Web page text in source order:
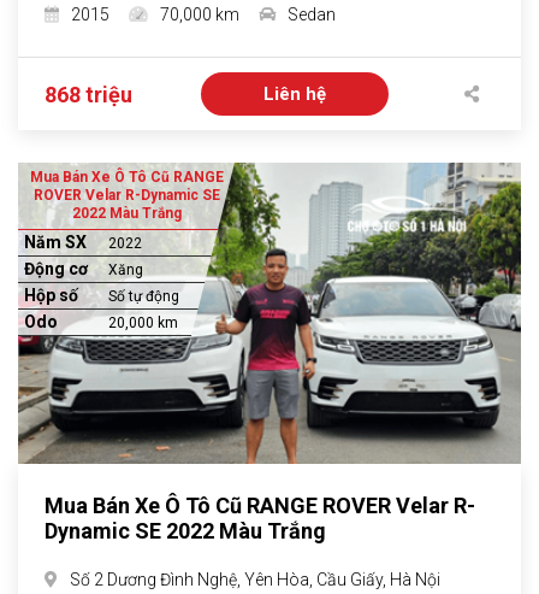
2015
70,000 km Sedan
868 triệu Liên hệ
Mua Bán Xe Ô Tô Cũ RANGE
ROVER Velar R-Dynamic SE
2022 Màu Trắng
Năm SX 2022
Động cơ Xăng
Hộp số Số tự động
Odo 20,000 km
Mua Bán Xe Ô Tô Cũ RANGE ROVER Velar R-
Dynamic SE 2022 Màu Trắng
Số 2 Dương Đình Nghệ, Yên Hòa, Cầu Giấy, Hà Nội